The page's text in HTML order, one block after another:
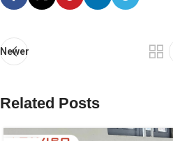
Newer
Related Posts